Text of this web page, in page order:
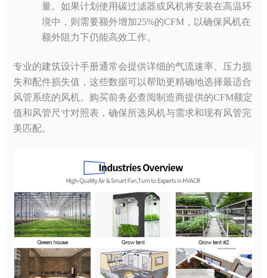
量。如果计划使用碳过滤器或风机将安装在高温环
境中，则需要额外增加25%的CFM，以确保风机在
额外阻力下仍能高效工作。
专业的建筑设计手册通常会提供详细的气流速率、压力损
失和配件损失值，这些数据可以帮助更精确地选择最适合
风管系统的风机。购买前务必查阅制造商提供的CFM额定
值和风管尺寸对照表，确保所选风机与需求和现有风管完
美匹配。